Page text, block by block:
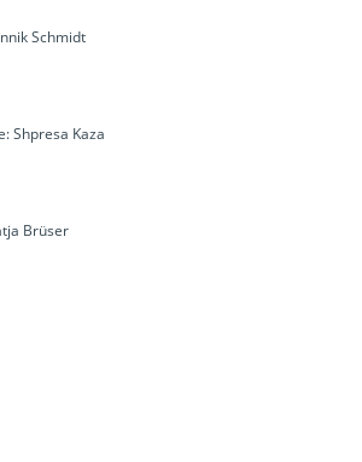
Schmidt
Shpresa Kaza
Brüser